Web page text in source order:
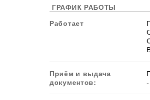
ГРАФИК РАБОТЫ
Работает
Приём и выдача
документов: